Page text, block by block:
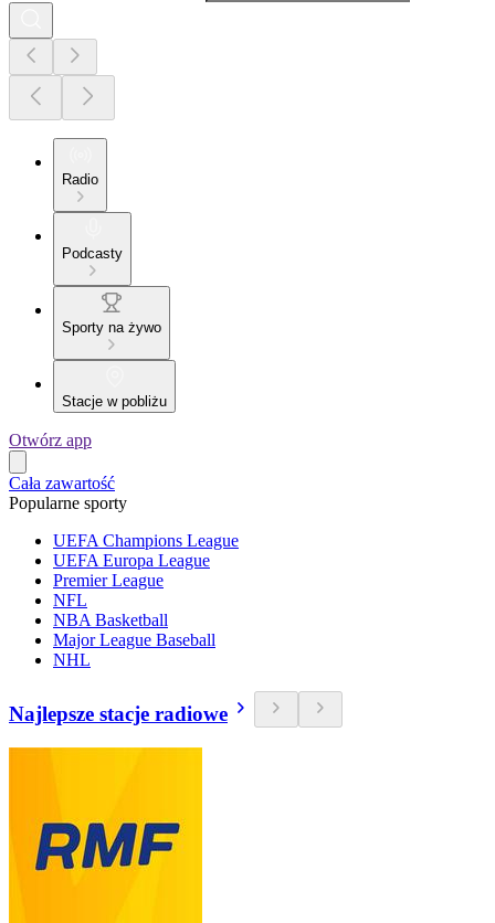
Radio
Podcasty
Sporty na żywo
Stacje w pobliżu
Otwórz app
Cała zawartość
Popularne sporty
UEFA Champions League
UEFA Europa League
Premier League
NFL
NBA Basketball
Major League Baseball
NHL
Najlepsze stacje radiowe